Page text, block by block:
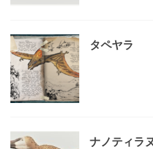
タペヤラ
ナノティラ